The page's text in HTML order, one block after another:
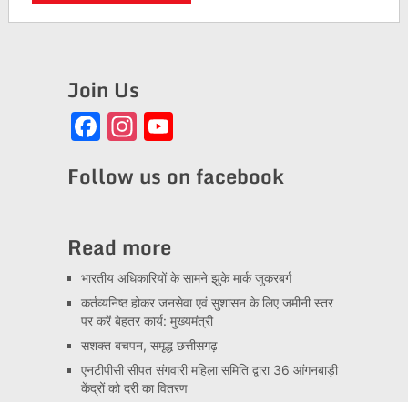
Join Us
Facebook
Instagram
YouTube
Follow us on facebook
Read more
भारतीय अधिकारियों के सामने झुके मार्क जुकरबर्ग
कर्तव्यनिष्ठ होकर जनसेवा एवं सुशासन के लिए जमीनी स्तर
पर करें बेहतर कार्य: मुख्यमंत्री
सशक्त बचपन, समृद्ध छत्तीसगढ़
एनटीपीसी सीपत संगवारी महिला समिति द्वारा 36 आंगनबाड़ी
केंद्रों को दरी का वितरण